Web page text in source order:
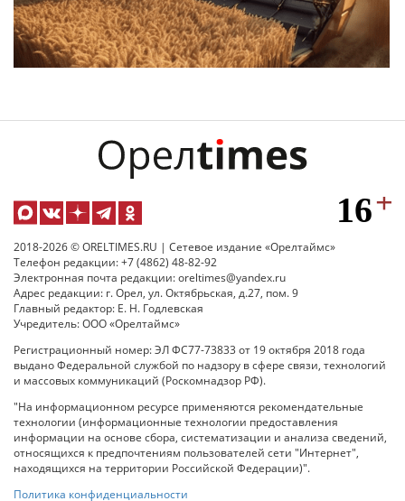
2018-2026 © ORELTIMES.RU | Сетевое издание «Орелтаймс»
Телефон редакции: +7 (4862) 48-82-92
Электронная почта редакции: oreltimes@yandex.ru
Адрес редакции: г. Орел, ул. Октябрьская, д.27, пом. 9
Главный редактор: Е. Н. Годлевская
Учредитель: ООО «Орелтаймс»
Регистрационный номер: ЭЛ ФС77-73833 от 19 октября 2018 года
выдано Федеральной службой по надзору в сфере связи, технологий
и массовых коммуникаций (Роскомнадзор РФ).
"На информационном ресурсе применяются рекомендательные
технологии (информационные технологии предоставления
информации на основе сбора, систематизации и анализа сведений,
относящихся к предпочтениям пользователей сети "Интернет",
находящихся на территории Российской Федерации)".
Политика конфиденциальности